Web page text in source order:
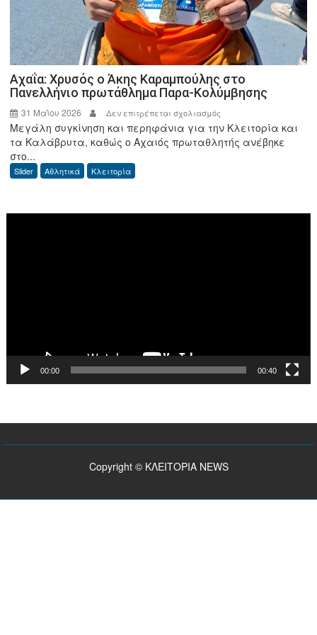
2026
Αχαΐα: Χρυσός ο Άκης Καραμπούλης στο
Πανελλήνιο πρωτάθλημα Παρα-Κολύμβησης
31 Μαΐου 2026 Δεν επιτρέπεται σχολιασμός
Αχαΐα:
Χρυσός
Μεγάλη συγκίνηση και περηφάνια για την Κλειτορία και
τα Καλάβρυτα, καθώς ο Αχαιός πρωταθλητής ανέβηκε
στο...
Slider Αθλητικά Κλειτορία
00:00 00:40
Copyright © ΚΛΕΙΤΟΡΙΑ NEWS